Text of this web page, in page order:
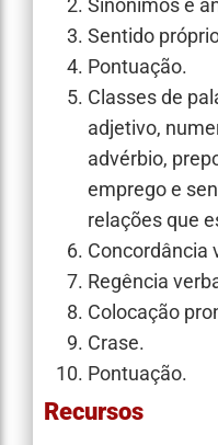
Sinônimos e
Sentido
Pontuação.
Classes de
adjetivo,
advérbio,
emprego e
relações que
Concordância
Regência
Colocação
Crase.
Pontuação.
Recursos